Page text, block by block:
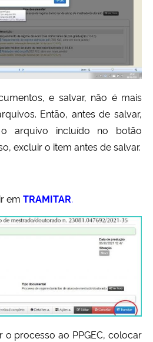
e salvar, não é mais
Então, antes de salvar,
arquivo incluído no botão
excluir o item antes de salvar.
em TRAMITAR.
o processo ao PPGEC, colocar